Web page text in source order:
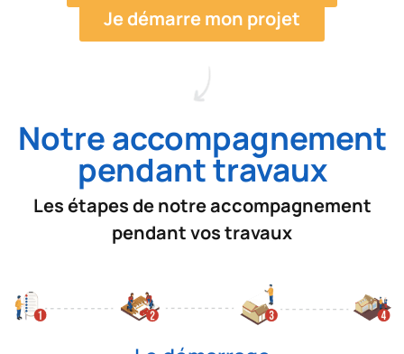
Je démarre mon projet
Notre accompagnement
pendant travaux
Les étapes de notre accompagnement
pendant vos travaux